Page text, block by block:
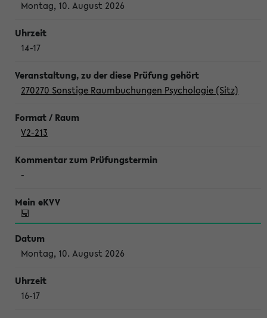
Montag, 10. August 2026
14-17
270270 Sonstige Raumbuchungen Psychologie (Sitz)
V2-213
-
Montag, 10. August 2026
16-17